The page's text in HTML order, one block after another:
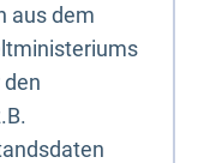
aus dem